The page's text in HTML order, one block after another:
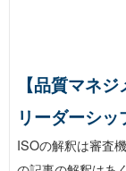
【品質マネ
リーダーシッ
ISOの解釈は審査